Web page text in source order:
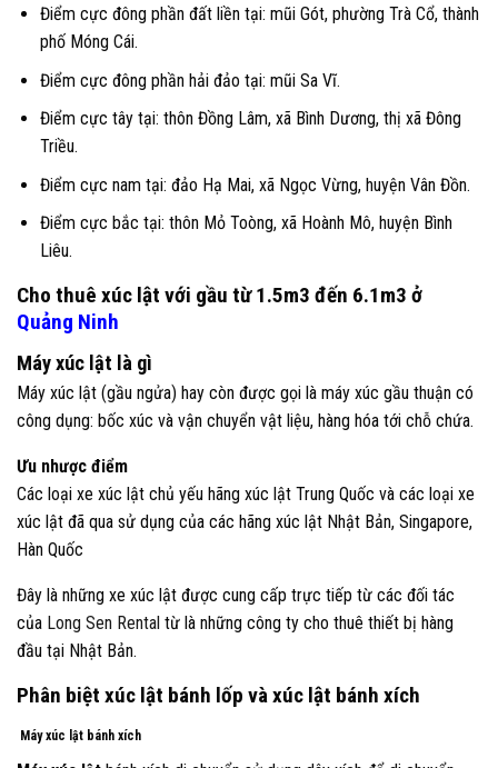
Điểm cực đông phần đất liền tại: mũi Gót, phường Trà Cổ, thành
phố Móng Cái.
Điểm cực đông phần hải đảo tại: mũi Sa Vĩ.
Điểm cực tây tại: thôn Đồng Lâm, xã Bình Dương, thị xã Đông
Triều.
Điểm cực nam tại: đảo Hạ Mai, xã Ngọc Vừng, huyện Vân Đồn.
Điểm cực bắc tại: thôn Mỏ Toòng, xã Hoành Mô, huyện Bình
Liêu.
Cho thuê xúc lật với gầu từ 1.5m3 đến 6.1m3 ở
Quảng Ninh
Máy xúc lật là gì
Máy xúc lật (gầu ngửa) hay còn được gọi là máy xúc gầu thuận có
công dụng: bốc xúc và vận chuyển vật liệu, hàng hóa tới chỗ chứa.
Ưu nhược điểm
Các loại xe xúc lật chủ yếu hãng xúc lật Trung Quốc và các loại xe
xúc lật đã qua sử dụng của các hãng xúc lật Nhật Bản, Singapore,
Hàn Quốc
Đây là những xe xúc lật được cung cấp trực tiếp từ các đối tác
của Long Sen Rental từ là những công ty cho thuê thiết bị hàng
đầu tại Nhật Bản.
Phân biệt xúc lật bánh lốp và xúc lật bánh xích
Máy xúc lật bánh xích